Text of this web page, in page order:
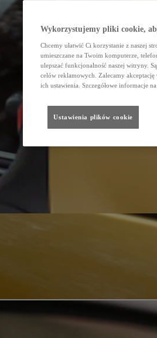
Wykorzystujemy pliki cookie,
Chcemy ułatwić Ci korzystanie z naszej
umieszczane na Twoim komputerze,
ulepszać funkcjonalność naszej witryny.
celów reklamowych. Zalecamy
ich ustawienia. Szczegółowe informacje
Ustawienia plików cookie